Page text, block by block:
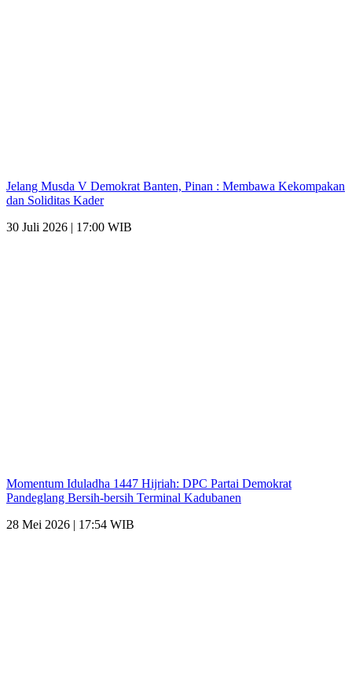
Jelang Musda V Demokrat Banten, Pinan : Membawa Kekompakan
dan Soliditas Kader
30 Juli 2026 | 17:00 WIB
Momentum Iduladha 1447 Hijriah: DPC Partai Demokrat
Pandeglang Bersih-bersih Terminal Kadubanen
28 Mei 2026 | 17:54 WIB